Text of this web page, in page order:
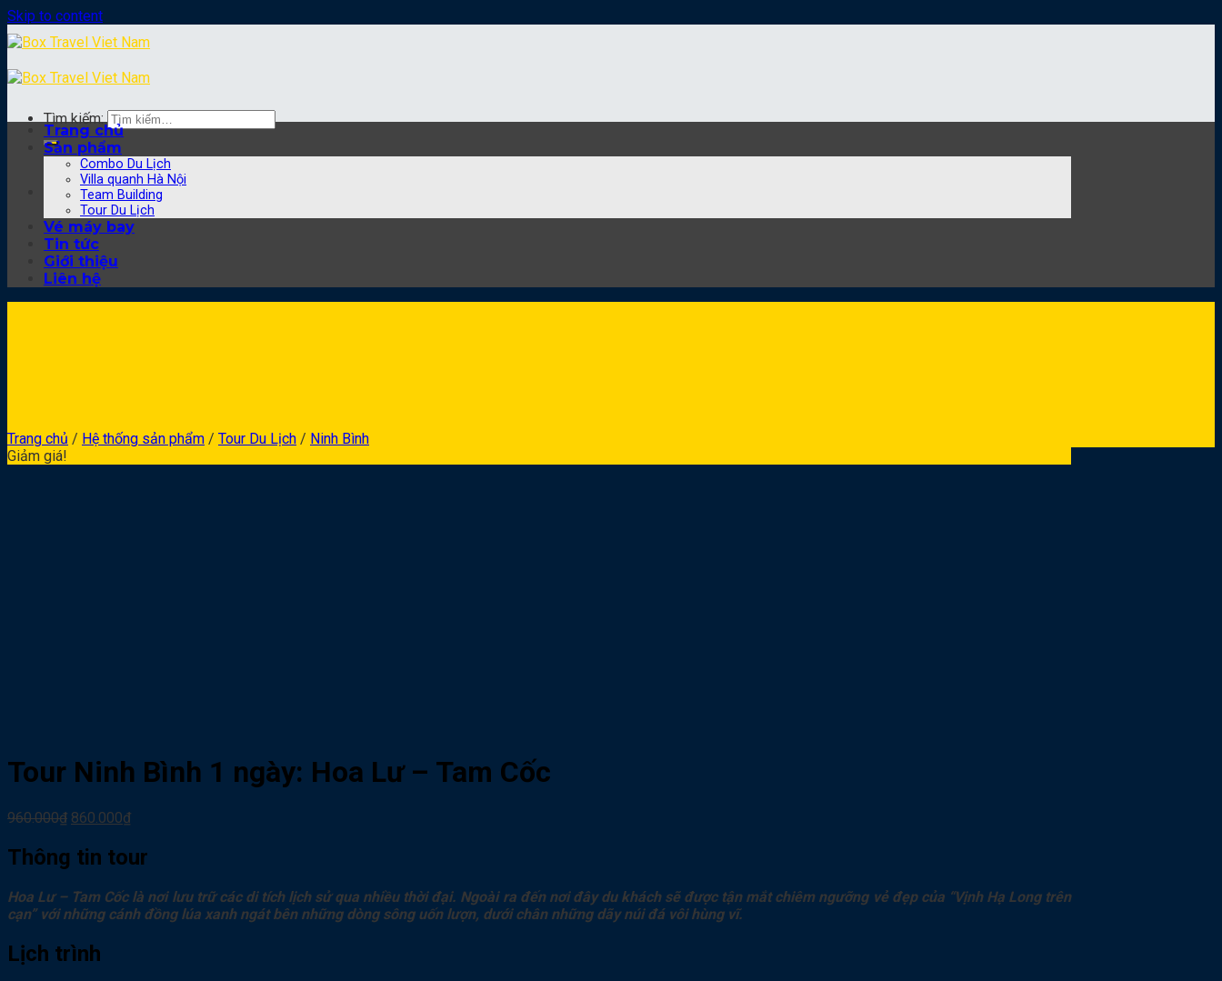
Skip to content
Tìm kiếm:
Trang chủ
Sản phẩm
Combo Du Lịch
Villa quanh Hà Nội
Team Building
Tour Du Lịch
Vé máy bay
Tin tức
Giới thiệu
Liên hệ
Trang chủ / Hệ thống sản phẩm / Tour Du Lịch / Ninh Bình
Giảm giá!
Tour Ninh Bình 1 ngày: Hoa Lư – Tam Cốc
960.000₫ 860.000₫
Thông tin tour
Hoa Lư – Tam Cốc là nơi lưu trữ các di tích lịch sử qua nhiều thời đại. Ngoài ra đến nơi đây du khách sẽ được tận mắt chiêm ngưỡng vẻ đẹp của “Vịnh Hạ Long trên
cạn” với những cánh đồng lúa xanh ngát bên những dòng sông uốn lượn, dưới chân những dãy núi đá vôi hùng vĩ.
Lịch trình